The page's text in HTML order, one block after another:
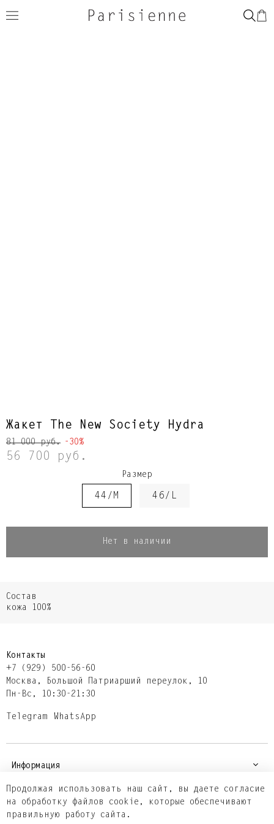
Жакет The New Society Hydra
56 700 руб.
81 000 руб. -30%
Размер
44/M 46/L
Нет в наличии
Состав
кожа 100%
Информация
Контакты
+7 (929) 500-56-60
Москва,​ Большой Патриарший переулок,​ 10
Пн-Вс, 10:30-21:30
Telegram WhatsApp
Продолжая использовать наш сайт, вы даете согласие
на обработку файлов cookie, которые обеспечивают
правильную работу сайта.